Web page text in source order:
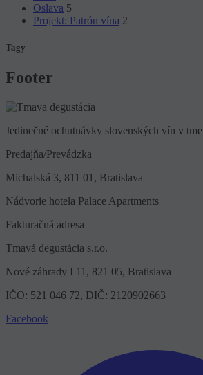
Oslava 5
Projekt: Patrón vína 2
Tagy
Footer
Jedinečné ochutnávky slovenských vín v tme
Predajňa/Prevádzka
Michalská 3, 811 01, Bratislava
Nádvorie hotela Palace Apartments
Fakturačná adresa
Tmavá degustácia s.r.o.
Nové záhrady I 11, 821 05, Bratislava
IČO: 521 046 72, DIČ: 2120902663
Facebook